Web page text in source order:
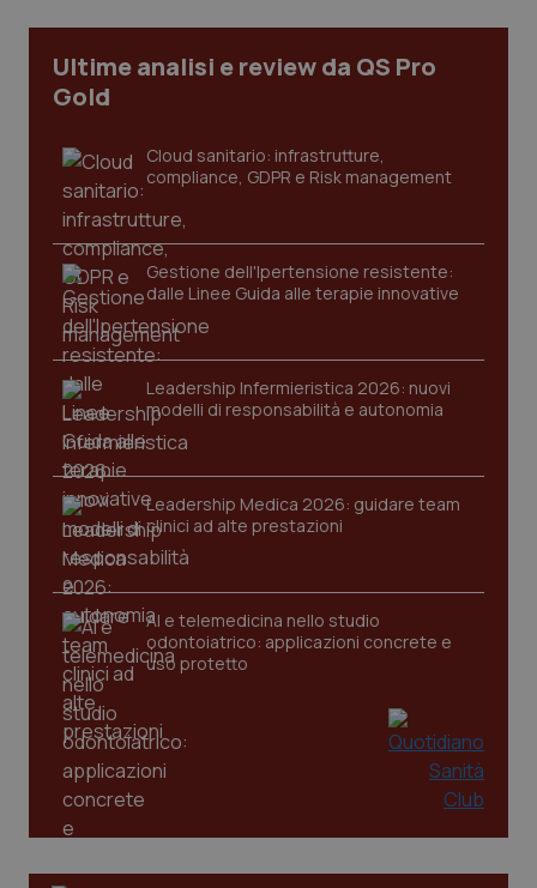
Ultime analisi e review da QS Pro
Gold
Cloud sanitario: infrastrutture,
compliance, GDPR e Risk management
Gestione dell'Ipertensione resistente:
dalle Linee Guida alle terapie innovative
Leadership Infermieristica 2026: nuovi
modelli di responsabilità e autonomia
Leadership Medica 2026: guidare team
clinici ad alte prestazioni
AI e telemedicina nello studio
odontoiatrico: applicazioni concrete e
uso protetto
sito web abilitandone funzionalità di base quali la
navigazione sulle pagine e l'accesso alle aree
protette del sito. Il sito web non è in grado di
Nome
Fornitore/
VISITOR_PRIVACY_METADATA
YouTube
www.quotidianosanita.it
tracking-sites-ironfish-
www.quotidianosanita.it